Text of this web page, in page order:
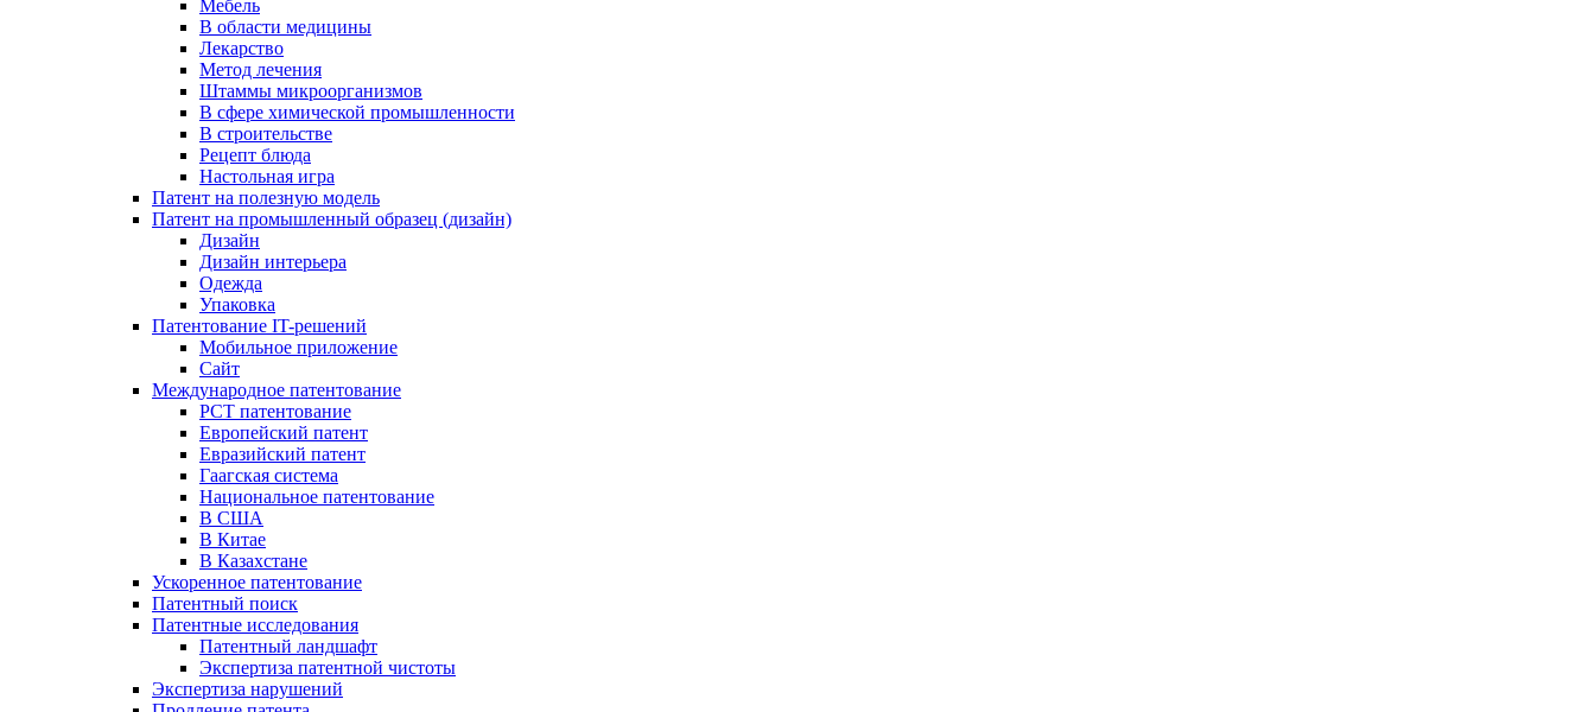
Мебель
В области медицины
Лекарство
Метод лечения
Штаммы микроорганизмов
В сфере химической промышленности
В строительстве
Рецепт блюда
Настольная игра
Патент на полезную модель
Патент на промышленный образец (дизайн)
Дизайн
Дизайн интерьера
Одежда
Упаковка
Патентование IT-решений
Мобильное приложение
Сайт
Международное патентование
PCT патентование
Европейский патент
Евразийский патент
Гаагская система
Национальное патентование
В США
В Китае
В Казахстане
Ускоренное патентование
Патентный поиск
Патентные исследования
Патентный ландшафт
Экспертиза патентной чистоты
Экспертиза нарушений